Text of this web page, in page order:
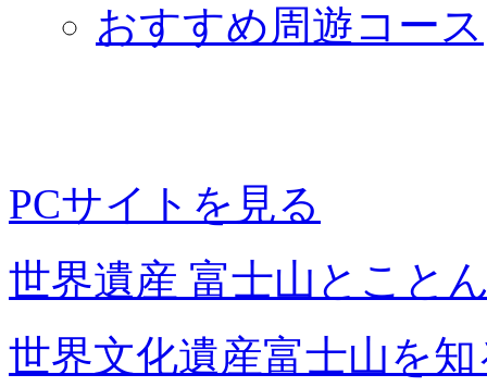
おすすめ周遊コース
PCサイトを見る
世界遺産 富士山とこと
世界文化遺産富士山を知